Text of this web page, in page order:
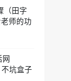
（田字
师的功
网
坑盒子